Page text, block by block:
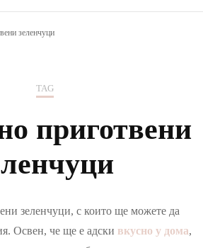
зеленчуци
TAG
приготвени
зеленчуци, с които ще можете да
Освен, че ще е адски вкусно у дома,